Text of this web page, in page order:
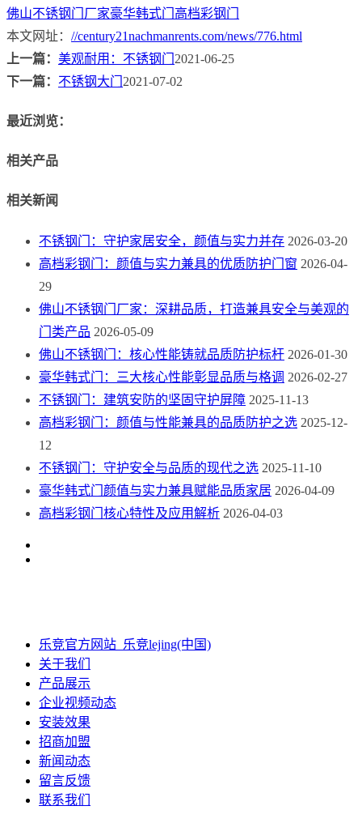
佛山不锈钢门厂家豪华韩式门 高档彩钢门
本文网址： //century21nachmanrents.com/news/776.html
上一篇： 美观耐用：不锈钢门 2021-06-25
下一篇： 不锈钢大门 2021-07-02
最近浏览：
相关产品
相关新闻
不锈钢门：守护家居安全，颜值与实力并存 2026-03-20
高档彩钢门：颜值与实力兼具的优质防护门窗 2026-04-
29
佛山不锈钢门厂家：深耕品质，打造兼具安全与美观的
门类产品 2026-05-09
佛山不锈钢门：核心性能铸就品质防护标杆 2026-01-30
豪华韩式门：三大核心性能彰显品质与格调 2026-02-27
不锈钢门：建筑安防的坚固守护屏障 2025-11-13
高档彩钢门：颜值与性能兼具的品质防护之选 2025-12-
12
不锈钢门：守护安全与品质的现代之选 2025-11-10
豪华韩式门颜值与实力兼具赋能品质家居 2026-04-09
高档彩钢门核心特性及应用解析 2026-04-03
乐竞官方网站_乐竞lejing(中国)
关于我们
产品展示
企业视频动态
安装效果
招商加盟
新闻动态
留言反馈
联系我们